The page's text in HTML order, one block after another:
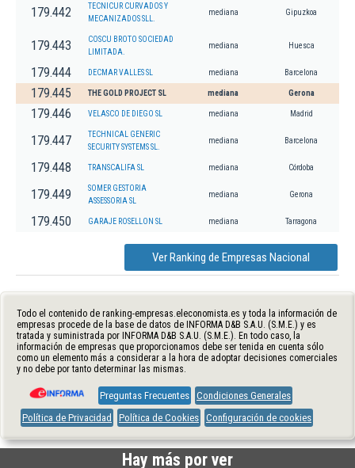
179.442
TECNICUR CURVADOS Y
MECANIZADOS SLL.
mediana Gipuzkoa
179.443
COSCU BROTO SOCIEDAD
LIMITADA.
mediana Huesca
179.444 DECMAR VALLES SL mediana Barcelona
179.445 THE GOLD PROJECT SL mediana Gerona
179.446 VELASCO DE DIEGO SL mediana Madrid
179.447
TECHNICAL GENERIC
SECURITY SYSTEMS SL.
mediana Barcelona
179.448 TRANSCALIFA SL mediana Córdoba
179.449
SOMER GESTORIA
ASSESSORIA SL
mediana Gerona
179.450 GARAJE ROSELLON SL mediana Tarragona
Ver Ranking de Empresas Nacional
Todo el contenido de ranking-empresas.eleconomista.es y toda la información de
empresas procede de la base de datos de INFORMA D&B S.A.U. (S.M.E.) y es
tratada y suministrada por INFORMA D&B S.A.U. (S.M.E.). En todo caso, la
información de empresas que proporcionamos debe ser tenida en cuenta sólo
como un elemento más a considerar a la hora de adoptar decisiones comerciales
y no debe por tanto determinar las mismas.
Preguntas Frecuentes Condiciones Generales
Política de Privacidad
Política de Cookies Configuración de cookies
Hay más por ver